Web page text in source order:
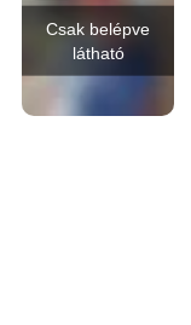
Csak belépve
látható